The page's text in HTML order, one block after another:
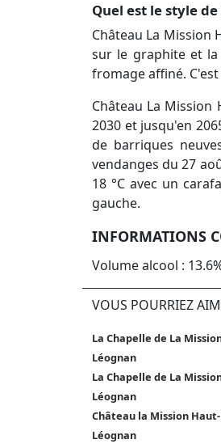
Quel est le style
Château La Mission
sur le graphite et la
fromage affiné.
Château La
2030 et jusqu'en
de barriques
vendanges du 27
18 °C avec un
gauche.
INFORMATIONS
Volume alcool :
VOUS POURRIEZ
La Chapelle de La
Léognan
La Chapelle de La
Léognan
Château la Mission
Léognan